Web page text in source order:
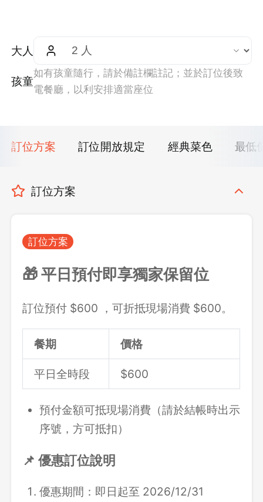
大人
孩童
如有孩童隨行，請於備註欄註記；並於訂位後致
電餐廳，以利安排適當座位
訂位方案 訂位開放規定 經典菜色 最低
訂位方案
訂位方案
🎁 平日預付即享獨家保留位
訂位預付 $600 ，可折抵現場消費 $600。
餐期 價格
平日全時段 $600
預付金額可抵現場消費（請於結帳時出示
序號，方可抵扣）
📌 優惠訂位說明
優惠期間：即日起至 2026/12/31